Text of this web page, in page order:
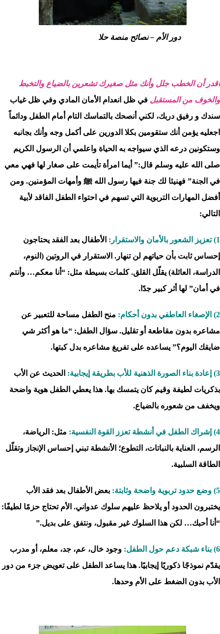
دور الأم – نصائح منصة حلا
أقدر أن الخطب جلل وأنك مثل صغيرك تشعرين بالضياع والتخبط
والخوف من المستقبل في ظل انعدام الأمان المادي وفي ظل غياب
سندك و رفيق دربك، لكني أنصحك بالتماسك التام أمام الطفل ودائماً
اجعليه يؤمن أنك ستقومين بكلا الدورين على أكمل وجه وأنك بجانبه
وستكونين درعه الذي سيواجه به الحياة واعلمي أن الرسول الكريم
صلى الله عليه وسلم قال:” أيما امرأة تأيمت على صغار لها فهي معي
في الجنة” فهنيئا لك جنة فيها رسول الله ﷺ وأمهات المؤمنين. ومن
أفضل المهارات التربوية التي تسهم في احتواء الطفل الفاقد لأبية
التالي:
1) تعزيز الشعور بالأمان والاستقرار:
الأطفال بعد الفقد يحتاجون
إحساس ثابت بأن حياتهم لن تنهار. الاستقرار في الروتين (النوم،
الدراسة، العائلة) يقلّل القلق. كلمات بسيطة مثل: “أنا معكم… وأنتم
في أمان” لها أثر كبير جدًا.
2) الإصغاء العاطفي بدون أحكام:
منح الطفل مساحة للتعبير عن
مشاعره بدون مقاطعة أو تقليل. سؤال الطفل: “ما هو أكثر شي
ضايقك اليوم؟” يساعده على تفريغ مشاعره بدل كبتها.
3) إعادة بناء الصورة الذهنية للأب بطريقة إيجابية:
الحديث عن الأب
بذكريات لطيفة وقيم كان يتمسك بها. هذا يعطي الطفل هوية واضحة
ويخفف من شعوره بالضياع.
4) إشراك الطفل في أنشطة تعزز القوة النفسية:
مثل: الرياضة،
الرسم، العناية بالنباتات، التطوع؛ الأنشطة تبني إحساس الإنجاز وتقلّل
الطاقة السلبية.
5) وضع حدود تربوية واضحة وثابتة:
بعض الأطفال بعد فقد الأب
يختبرون الحدود أو يلاحظ عليهم سلوك عدواني. الأم تحتاج حزمًا لطيفًا:
“أنا أحبك… لكن هذا السلوك غير مقبول، ونتفق على بديل.”
6) بناء شبكة دعم حول الطفل:
وجود خال، عم، جد، معلم، أو مدرب
يقدّم نموذجًا ذكوريًا إيجابيًا. هذا يساعد الطفل على تعويض جزء من دور
الأب بدون الضغط على الأم وحدها.